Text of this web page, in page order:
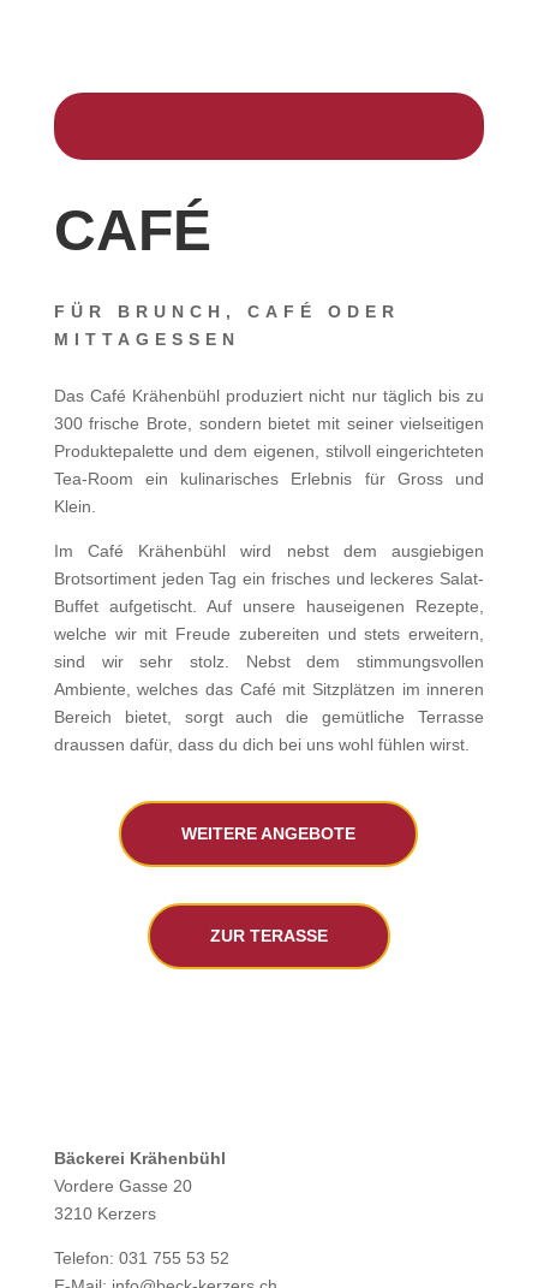
CAFÉ
FÜR BRUNCH, CAFÉ ODER
MITTAGESSEN
Das Café Krähenbühl produziert nicht nur täglich bis zu
300 frische Brote, sondern bietet mit seiner vielseitigen
Produktepalette und dem eigenen, stilvoll eingerichteten
Tea-Room ein kulinarisches Erlebnis für Gross und
Klein.
Im Café Krähenbühl wird nebst dem ausgiebigen
Brotsortiment jeden Tag ein frisches und leckeres Salat-
Buffet aufgetischt. Auf unsere hauseigenen Rezepte,
welche wir mit Freude zubereiten und stets erweitern,
sind wir sehr stolz. Nebst dem stimmungsvollen
Ambiente, welches das Café mit Sitzplätzen im inneren
Bereich bietet, sorgt auch die gemütliche Terrasse
draussen dafür, dass du dich bei uns wohl fühlen wirst.
WEITERE ANGEBOTE
ZUR TERASSE
Bäckerei Krähenbühl
Vordere Gasse 20
3210 Kerzers
Telefon: 031 755 53 52